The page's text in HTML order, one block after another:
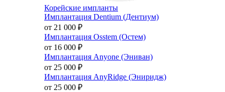
Корейские импланты
Имплантация Dentium (Дентиум)
от 21 000 ₽
Имплантация Osstem (Остем)
от 16 000 ₽
Имплантация Anyone (Эниван)
от 25 000 ₽
Имплантация AnyRidge (Эниридж)
от 25 000 ₽